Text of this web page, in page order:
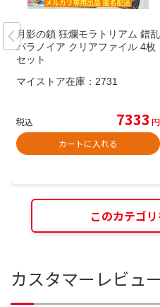
月影の鎖 狂爛モラトリアム 錯乱
パラノイア クリアファイル 4枚
セット
マイストア在庫： 2731
税込 7333 円
カートに入れる
このカテゴ
カスタマーレビュー